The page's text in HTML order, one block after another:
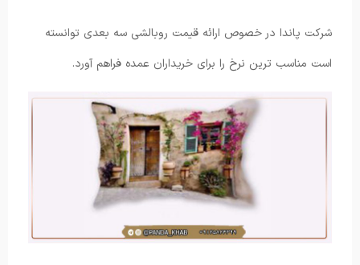
شرکت پاندا در خصوص ارائه قیمت روبالشی سه بعدی توانسته
است مناسب ترین نرخ را برای خریداران عمده فراهم آورد.